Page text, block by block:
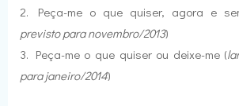
2. Peça-me o que quiser, agora e
previsto para novembro/2013)
3. Peça-me o que quiser ou deixe-me (
para janeiro/2014)